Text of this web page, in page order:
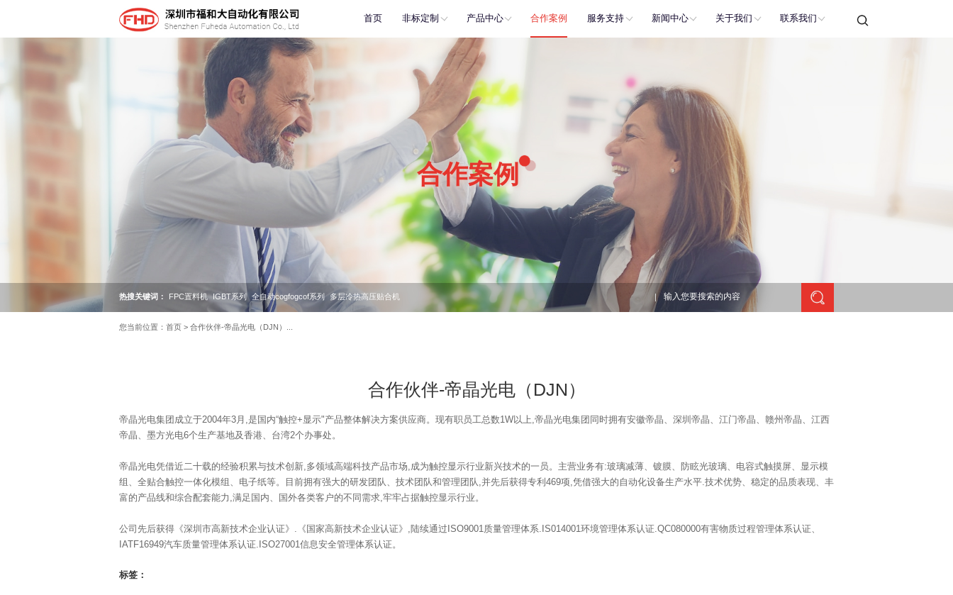
首页 非标定制 产品中心 合作案例 服务支持 新闻中心 关于我们 联系我们
合作案例
热搜关键词： FPC置料机 IGBT系列 全自动cogfogcof系列 多层冷热高压贴合机
您当前位置： 首页 > 合作伙伴-帝晶光电（DJN）...
合作伙伴-帝晶光电（DJN）
帝晶光电集团成立于2004年3月,是国内“触控+显示"产品整体解决方案供应商。现有职员工总数1W以上,帝晶光电集团同时拥有安徽帝晶、深圳帝晶、江门帝晶、赣州帝晶、江西
帝晶、墨方光电6个生产基地及香港、台湾2个办事处。
帝晶光电凭借近二十载的经验积累与技术创新,多领域高端科技产品市场,成为触控显示行业新兴技术的一员。主营业务有:玻璃减薄、镀膜、防眩光玻璃、电容式触摸屏、显示模
组、全贴合触控一体化模组、电子纸等。目前拥有强大的研发团队、技术团队和管理团队,并先后获得专利469项,凭借强大的自动化设备生产水平.技术优势、稳定的品质表现、丰
富的产品线和综合配套能力,满足国内、国外各类客户的不同需求,牢牢占据触控显示行业。
公司先后获得《深圳市高新技术企业认证》.《国家高新技术企业认证》,陆续通过ISO9001质量管理体系.IS014001环境管理体系认证.QC080000有害物质过程管理体系认证、
IATF16949汽车质量管理体系认证.ISO27001信息安全管理体系认证。
标签：